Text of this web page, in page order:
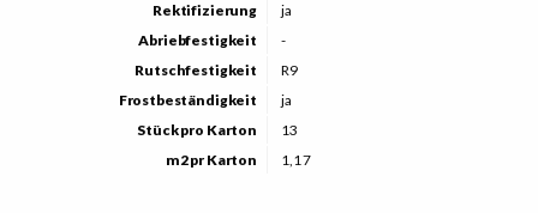
Rektifizierung
ja
Abriebfestigkeit
-
Rutschfestigkeit
R9
Frostbeständigkeit
ja
Stück pro Karton
13
m2 pr Karton
1,17